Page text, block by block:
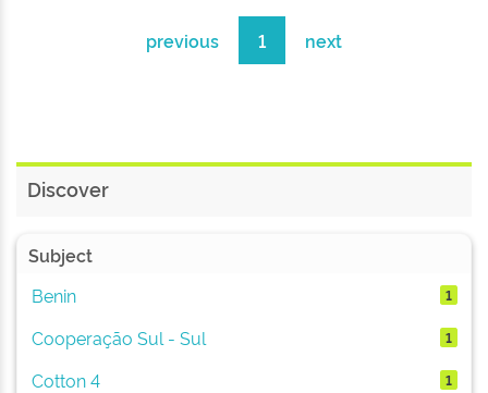
previous 1 next
Discover
Subject
Benin
1
Cooperação Sul - Sul 1
Cotton 4 1